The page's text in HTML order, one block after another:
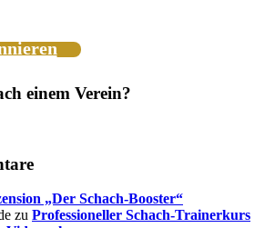
einem Verein?
„Der Schach-Booster“
zu Professioneller Schach-Trainerkurs